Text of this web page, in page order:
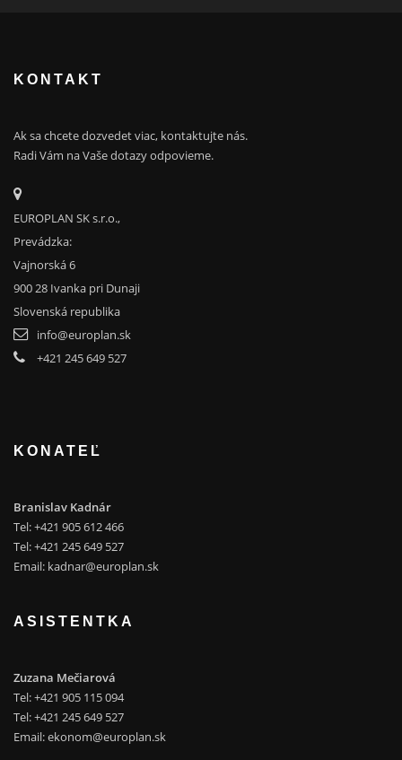
KONTAKT
Ak sa chcete dozvedet viac, kontaktujte nás.
Radi Vám na Vaše dotazy odpovieme.
EUROPLAN SK s.r.o.,
Prevádzka:
Vajnorská 6
900 28 Ivanka pri Dunaji
Slovenská republika
info@europlan.sk
+421 245 649 527
KONATEĽ
Branislav Kadnár
Tel: +421 905 612 466
Tel: +421 245 649 527
Email: kadnar@europlan.sk
ASISTENTKA
Zuzana Mečiarová
Tel: +421 905 115 094
Tel: +421 245 649 527
Email:ekonom@europlan.sk